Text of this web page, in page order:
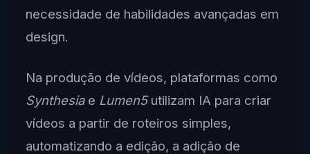
necessidade de habilidades avançadas em
design.
Na produção de vídeos, plataformas como
Synthesiae Lumen5utilizam IA para criar
vídeos a partir de roteiros simples,
automatizando a edição, a adição de